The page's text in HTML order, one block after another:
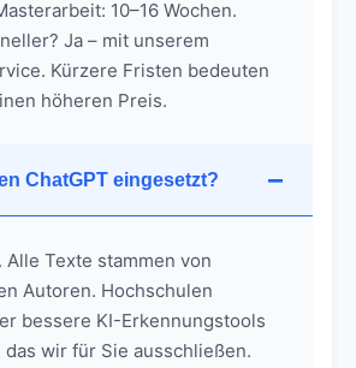
10–16 Wochen.
Ja – mit unserem
Kürzere Fristen bedeuten
höheren Preis.
ChatGPT eingesetzt?
Alle Texte stammen von
Autoren. Hochschulen
bessere KI-Erkennungstools
das wir für Sie ausschließen.